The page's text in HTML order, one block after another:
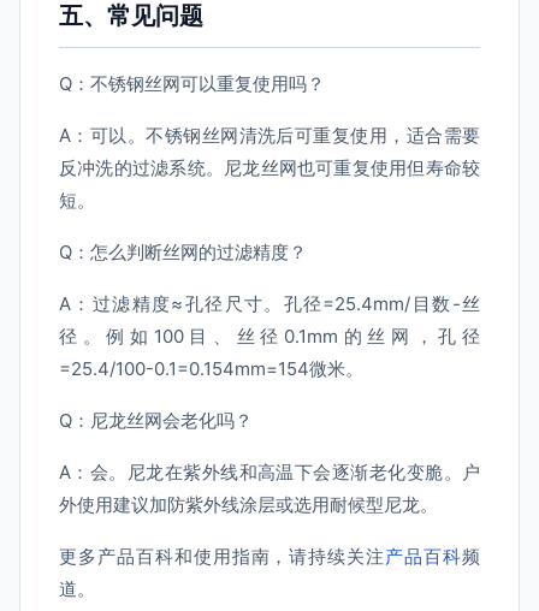
五、常见问题
Q：不锈钢丝网可以重复使用吗？
A：可以。不锈钢丝网清洗后可重复使用，适合需要
反冲洗的过滤系统。尼龙丝网也可重复使用但寿命较
短。
Q：怎么判断丝网的过滤精度？
A：过滤精度≈孔径尺寸。孔径=25.4mm/目数-丝
径。例如100目、丝径0.1mm的丝网，孔径
=25.4/100-0.1=0.154mm=154微米。
Q：尼龙丝网会老化吗？
A：会。尼龙在紫外线和高温下会逐渐老化变脆。户
外使用建议加防紫外线涂层或选用耐候型尼龙。
更多产品百科和使用指南，请持续关注产品百科频
道。